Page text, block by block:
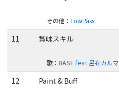
その他： LowPass
11
賞味スキル
歌： BASE feat.呂布カルマ
12
Paint & Buff